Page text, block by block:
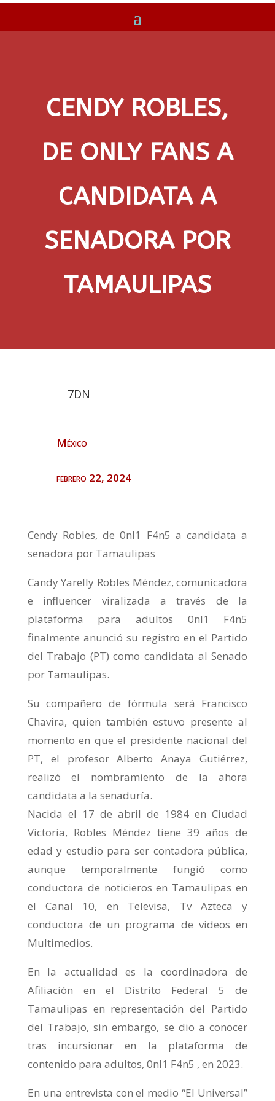
CENDY ROBLES,
DE ONLY FANS A
CANDIDATA A
SENADORA POR
TAMAULIPAS
7DN
México
febrero 22, 2024
Cendy Robles, de 0nl1 F4n5 a candidata a
senadora por Tamaulipas
Candy Yarelly Robles Méndez, comunicadora
e influencer viralizada a través de la
plataforma para adultos 0nl1 F4n5
finalmente anunció su registro en el Partido
del Trabajo (PT) como candidata al Senado
por Tamaulipas.
Su compañero de fórmula será Francisco
Chavira, quien también estuvo presente al
momento en que el presidente nacional del
PT, el profesor Alberto Anaya Gutiérrez,
realizó el nombramiento de la ahora
candidata a la senaduría.
Nacida el 17 de abril de 1984 en Ciudad
Victoria, Robles Méndez tiene 39 años de
edad y estudio para ser contadora pública,
aunque temporalmente fungió como
conductora de noticieros en Tamaulipas en
el Canal 10, en Televisa, Tv Azteca y
conductora de un programa de videos en
Multimedios.
En la actualidad es la coordinadora de
Afiliación en el Distrito Federal 5 de
Tamaulipas en representación del Partido
del Trabajo, sin embargo, se dio a conocer
tras incursionar en la plataforma de
contenido para adultos, 0nl1 F4n5 , en 2023.
En una entrevista con el medio “El Universal”